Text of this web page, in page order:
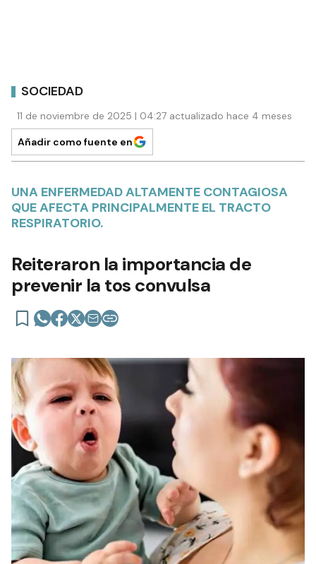
SOCIEDAD
11 de noviembre de 2025 | 04:27 actualizado hace 4 meses
Añadir como fuente en
UNA ENFERMEDAD ALTAMENTE CONTAGIOSA
QUE AFECTA PRINCIPALMENTE EL TRACTO
RESPIRATORIO.
Reiteraron la importancia de
prevenir la tos convulsa